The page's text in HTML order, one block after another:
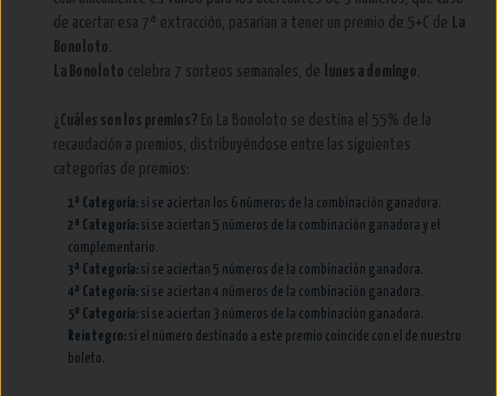
de acertar esa 7ª extracción, pasarían a tener un premio de 5+C de La
Bonoloto.
La Bonoloto celebra 7 sorteos semanales, de lunes a domingo.
¿Cuáles son los premios? En La Bonoloto se destina el 55% de la
recaudación a premios, distribuyéndose entre las siguientes
categorías de premios:
1ª Categoría: si se aciertan los 6 números de la combinación ganadora.
2ª Categoría: si se aciertan 5 números de la combinación ganadora y el
complementario.
3ª Categoría: si se aciertan 5 números de la combinación ganadora.
4ª Categoría: si se aciertan 4 números de la combinación ganadora.
5ª Categoría: si se aciertan 3 números de la combinación ganadora.
Reintegro: si el número destinado a este premio coincide con el de nuestro
boleto.